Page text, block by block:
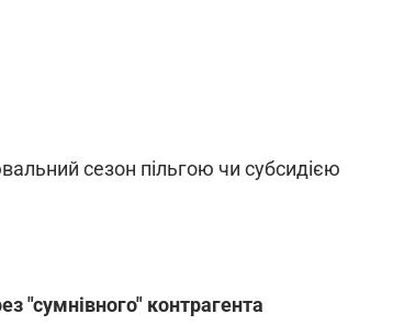
сезон пільгою чи субсидією
"сумнівного" контрагента